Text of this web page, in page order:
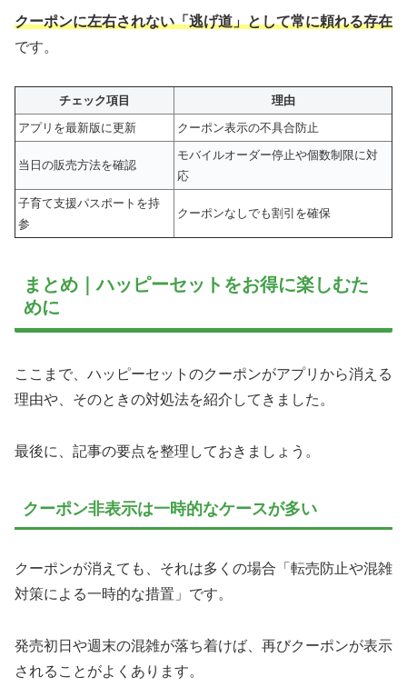
クーポンに左右されない「逃げ道」として常に頼れる存在
です。
チェック項目
理由
アプリを最新版に更新
クーポン表示の不具合防止
当日の販売方法を確認
モバイルオーダー停止や個数制限に対
応
子育て支援パスポートを持
参
クーポンなしでも割引を確保
まとめ｜ハッピーセットをお得に楽しむた
めに
ここまで、ハッピーセットのクーポンがアプリから消える
理由や、そのときの対処法を紹介してきました。
最後に、記事の要点を整理しておきましょう。
クーポン非表示は一時的なケースが多い
クーポンが消えても、それは多くの場合「転売防止や混雑
対策による一時的な措置」です。
発売初日や週末の混雑が落ち着けば、再びクーポンが表示
されることがよくあります。